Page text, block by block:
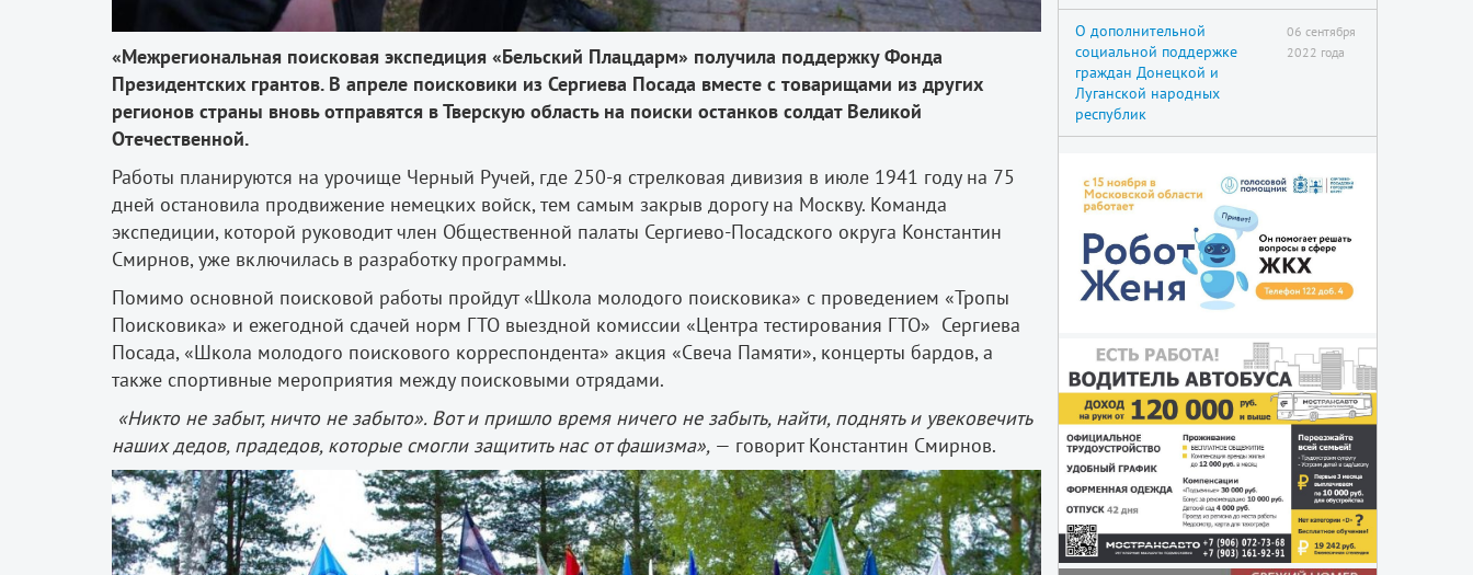
«Межрегиональная поисковая экспедиция «Бельский Плацдарм» получила поддержку Фонда
Президентских грантов. В апреле поисковики из Сергиева Посада вместе с товарищами из других
регионов страны вновь отправятся в Тверскую область на поиски останков солдат Великой
Отечественной.
Работы планируются на урочище Черный Ручей, где 250-я стрелковая дивизия в июле 1941 году на 75
дней остановила продвижение немецких войск, тем самым закрыв дорогу на Москву. Команда
экспедиции, которой руководит член Общественной палаты Сергиево-Посадского округа Константин
Смирнов, уже включилась в разработку программы.
Помимо основной поисковой работы пройдут «Школа молодого поисковика» с проведением «Тропы
Поисковика» и ежегодной сдачей норм ГТО выездной комиссии «Центра тестирования ГТО» Сергиева
Посада, «Школа молодого поискового корреспондента» акция «Свеча Памяти», концерты бардов, а
также спортивные мероприятия между поисковыми отрядами.
«Никто не забыт, ничто не забыто». Вот и пришло время ничего не забыть, найти, поднять и увековечить
наших дедов, прадедов, которые смогли защитить нас от фашизма», — говорит Константин Смирнов.
О дополнительной
социальной поддержке
граждан Донецкой и
Луганской народных
республик
06 сентября
2022 года